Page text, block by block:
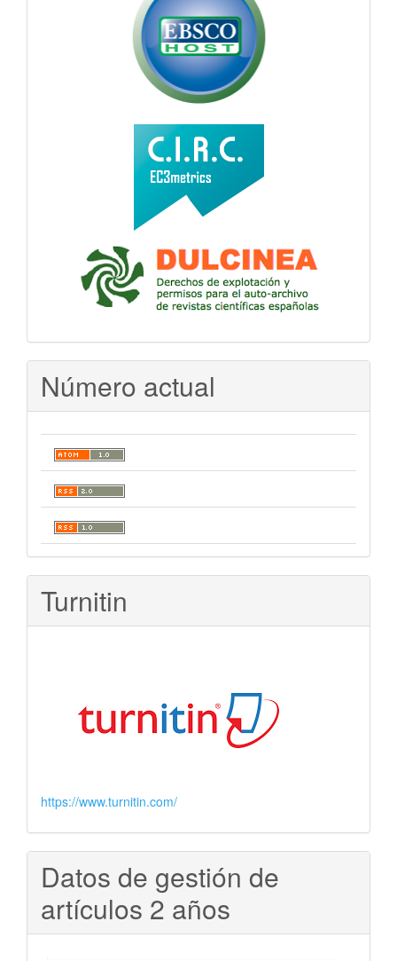
Número actual
Turnitin
https://www.turnitin.com/
Datos de gestión de
artículos 2 años